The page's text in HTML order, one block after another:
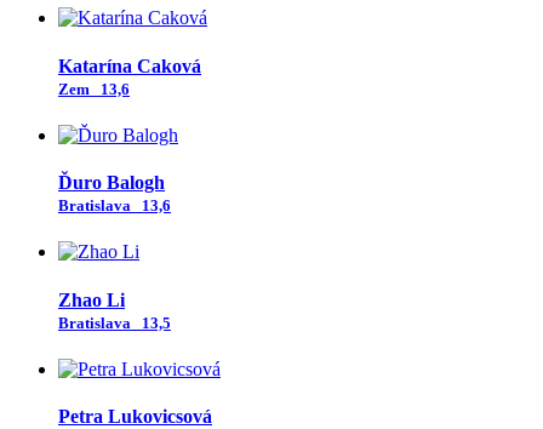
Katarína Caková
Zem 13,6
Ďuro Balogh
Bratislava 13,6
Zhao Li
Bratislava 13,5
Petra Lukovicsová